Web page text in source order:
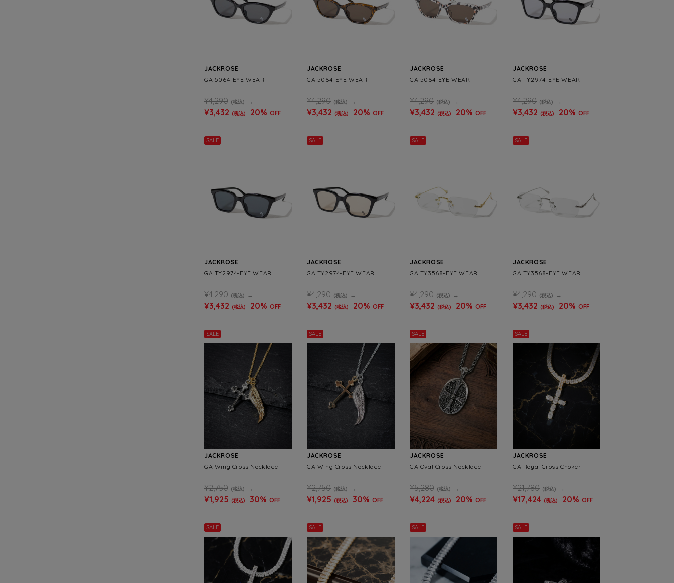
JACKROSE
GA 5064-EYE WEAR
¥4,290 (税込)
¥3,432 (税込) 20% OFF
JACKROSE
GA 5064-EYE WEAR
¥4,290 (税込)
¥3,432 (税込) 20% OFF
JACKROSE
GA 5064-EYE WEAR
¥4,290 (税込)
¥3,432 (税込) 20% OFF
JACKROSE
GA TY2974-EYE WEAR
¥4,290 (税込)
¥3,432 (税込) 20% OFF
SALE
JACKROSE
GA TY2974-EYE WEAR
¥4,290 (税込)
¥3,432 (税込) 20% OFF
SALE
JACKROSE
GA TY2974-EYE WEAR
¥4,290 (税込)
¥3,432 (税込) 20% OFF
SALE
JACKROSE
GA TY3568-EYE WEAR
¥4,290 (税込)
¥3,432 (税込) 20% OFF
SALE
JACKROSE
GA TY3568-EYE WEAR
¥4,290 (税込)
¥3,432 (税込) 20% OFF
SALE
JACKROSE
GA Wing Cross Necklace
¥2,750 (税込)
¥1,925 (税込) 30% OFF
SALE
JACKROSE
GA Wing Cross Necklace
¥2,750 (税込)
¥1,925 (税込) 30% OFF
SALE
JACKROSE
GA Oval Cross Necklace
¥5,280 (税込)
¥4,224 (税込) 20% OFF
SALE
JACKROSE
GA Royal Cross Choker
¥21,780 (税込)
¥17,424 (税込) 20% OFF
SALE SALE SALE SALE